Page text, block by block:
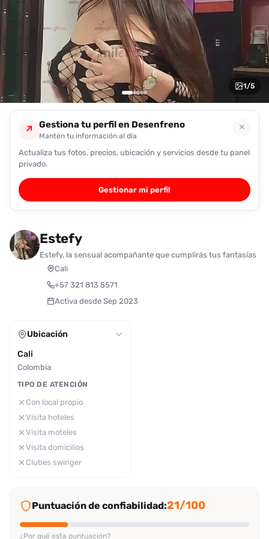
encontrarlas
fácilmente.
Entendido
1/5
↗ Gestiona tu perfil en Desenfreno
Mantén tu información al día
✕
Actualiza tus fotos, precios, ubicación y servicios desde tu panel
privado.
Gestionar mi perfil
Estefy
Estefy, la sensual acompañante que cumplirás tus fantasías
Cali
+57 321 813 5571
Activa desde Sep 2023
Ubicación
Cali
Colombia
TIPO DE ATENCIÓN
Con local propio
Visita hoteles
Visita moteles
Visita domicilios
Clubes swinger
Puntuación de confiabilidad:21/100
¿Por qué esta puntuación?